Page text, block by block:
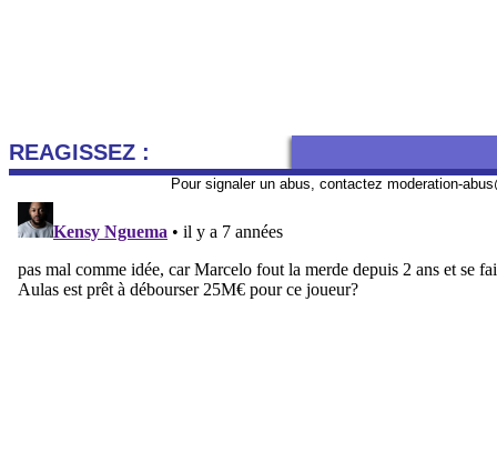
REAGISSEZ :
Pour signaler un abus, contactez moderation-